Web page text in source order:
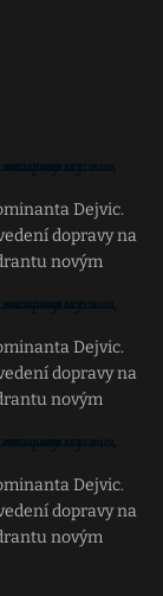
Dejvic.
dopravy na
novým
Dejvic.
dopravy na
novým
Dejvic.
dopravy na
novým